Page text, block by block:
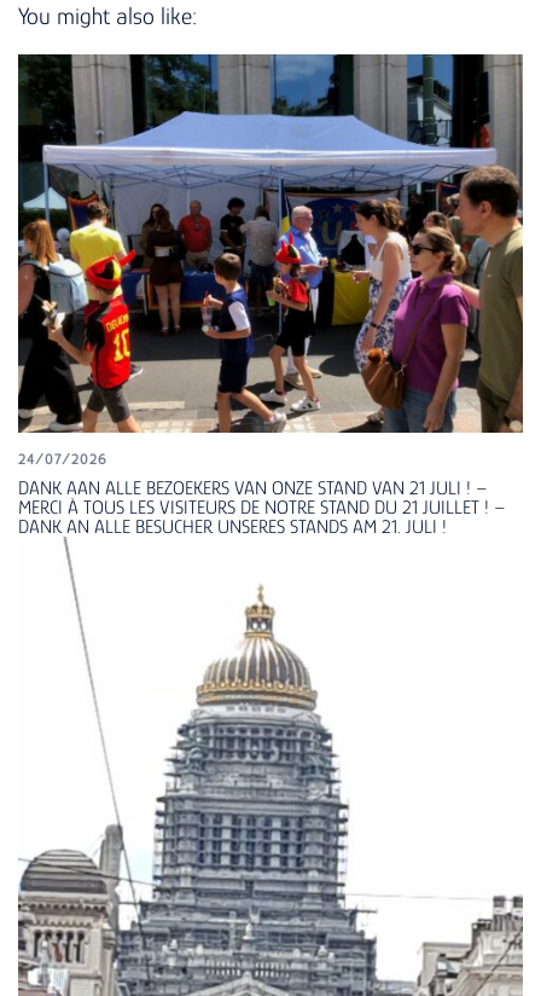
You might also like:
24/07/2026
DANK AAN ALLE BEZOEKERS VAN ONZE STAND VAN 21 JULI ! –
MERCI À TOUS LES VISITEURS DE NOTRE STAND DU 21 JUILLET ! –
DANK AN ALLE BESUCHER UNSERES STANDS AM 21. JULI !